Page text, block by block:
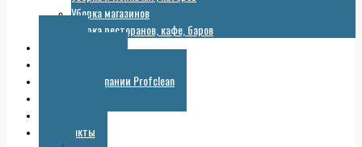
Уборка магазинов
Уборка ресторанов, кафе, баров
Галерея компании Profclean
Контакты